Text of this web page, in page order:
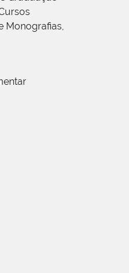
Monografias,